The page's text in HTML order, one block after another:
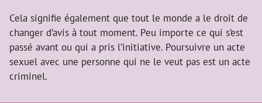
Cela signifie également que tout le monde a le droit de
changer d’avis à tout moment. Peu importe ce qui s’est
passé avant ou qui a pris l’initiative. Poursuivre un acte
sexuel avec une personne qui ne le veut pas est un acte
criminel.